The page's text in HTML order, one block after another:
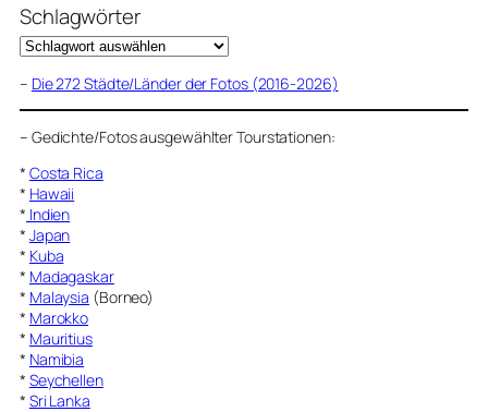
Schlagwörter
– Die 272 Städte/Länder der Fotos (2016-2026)
– Gedichte/Fotos ausgewählter Tourstationen:
* Costa Rica
* Hawaii
* Indien
* Japan
* Kuba
* Madagaskar
* Malaysia (Borneo)
* Marokko
* Mauritius
* Namibia
* Seychellen
* Sri Lanka